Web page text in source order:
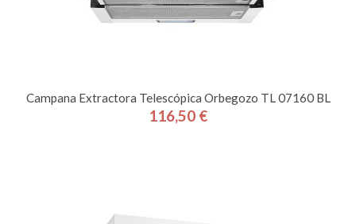
Campana Extractora Telescópica Orbegozo TL 07160 BL
Precio
116,50 €